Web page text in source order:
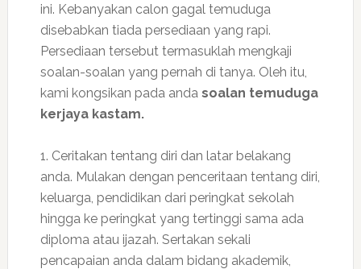
ini. Kebanyakan calon gagal temuduga
disebabkan tiada persediaan yang rapi.
Persediaan tersebut termasuklah mengkaji
soalan-soalan yang pernah di tanya. Oleh itu,
kami kongsikan pada anda soalan temuduga
kerjaya kastam.
1. Ceritakan tentang diri dan latar belakang
anda. Mulakan dengan penceritaan tentang diri,
keluarga, pendidikan dari peringkat sekolah
hingga ke peringkat yang tertinggi sama ada
diploma atau ijazah. Sertakan sekali
pencapaian anda dalam bidang akademik,